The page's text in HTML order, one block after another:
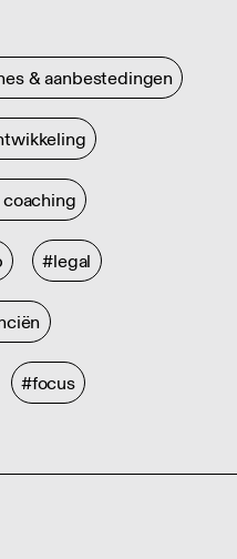
& aanbestedingen
#legal
#focus